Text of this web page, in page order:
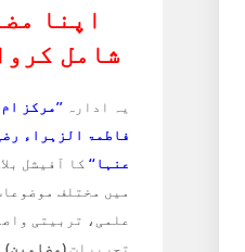
اپنا
شامل
یہ ادارہ’’مرکز
فاطمۃ الزہراء
عنہا‘‘ کا آفیشل
میں مختلف
علمی، تربیتی
تحریرات(مضامین)